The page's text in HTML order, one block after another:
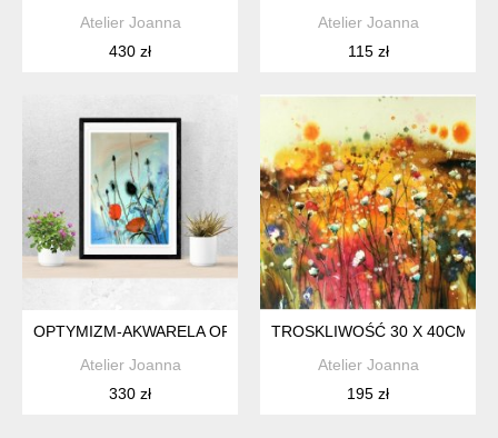
Atelier Joanna
430 zł
Atelier Joanna
115 zł
OPTYMIZM-AKWARELA ORYGINAŁ
Atelier Joanna
330 zł
TROSKLIWOŚĆ 30 X 40CM
Atelier Joanna
195 zł